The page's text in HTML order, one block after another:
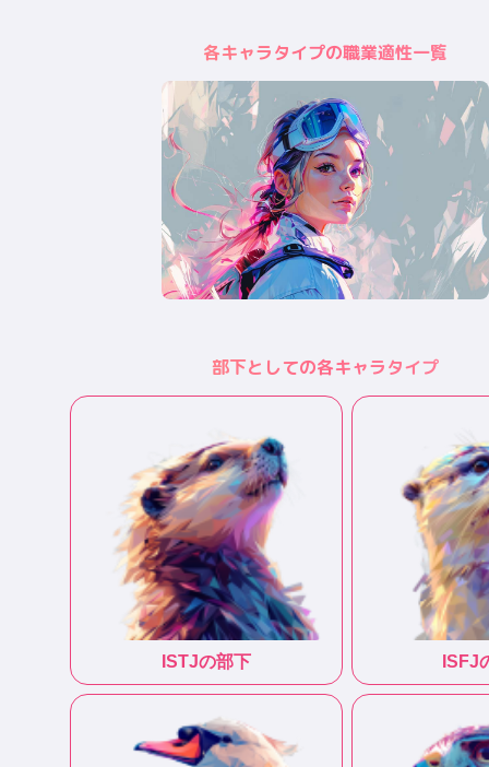
各キャラタイプの職業適性一覧
部下としての各キャラタイプ
ISTJの部下 ISFJ